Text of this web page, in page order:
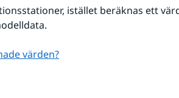
istället beräknas ett
värden?